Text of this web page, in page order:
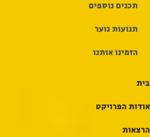
תכנים נוספים
תנועות נוער
הזמינו אותנו
בית
אודות הפרויקט
הרצאות